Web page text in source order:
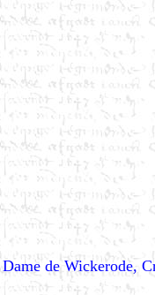
de Wickerode,